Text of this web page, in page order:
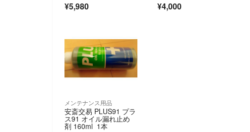
¥5,980 ット＋1回使用済1セッ
¥4,000
メンテナンス用品
安斎交易 PLUS91 プラ
ス91 オイル漏れ止め
剤 160ml 1本